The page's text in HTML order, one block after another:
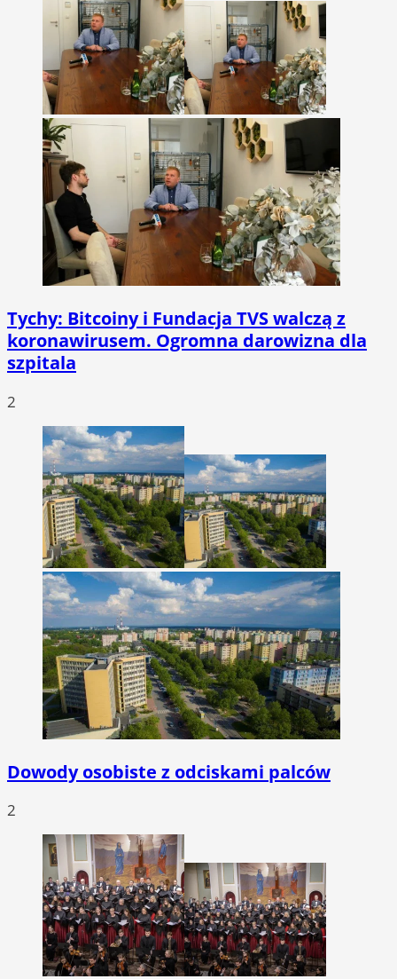
Tychy: Bitcoiny i Fundacja TVS walczą z
koronawirusem. Ogromna darowizna dla
szpitala
2
Dowody osobiste z odciskami palców
2